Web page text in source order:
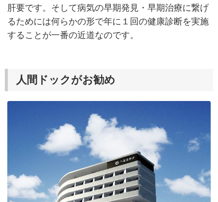
肝要です。そして病気の早期発見・早期治療に繋げ
るためには何らかの形で年に１回の健康診断を実施
することが一番の近道なのです。
人間ドックがお勧め